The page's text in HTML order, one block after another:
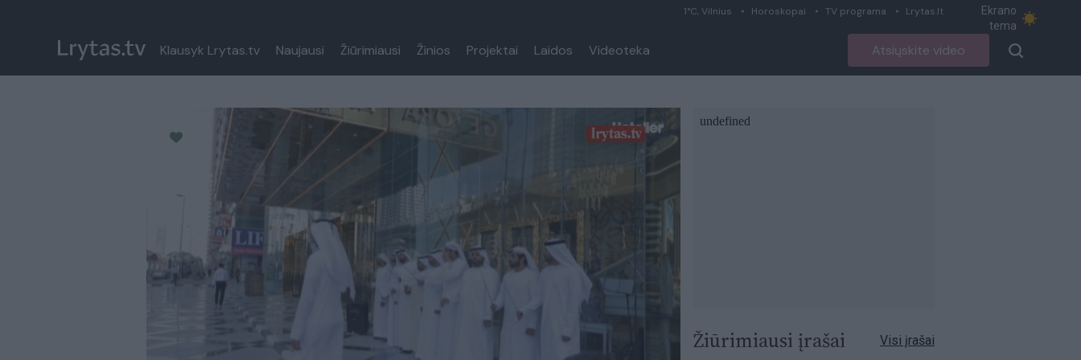
1°C, Vilnius Horoskopai TV programa Lrytas.lt
Ekrano
tema
Klausyk Lrytas.tv Naujausi Žiūrimiausi Žinios Projektai Laidos Videoteka Atsiųskite video
Žiūrimiausi įrašai Visi įrašai